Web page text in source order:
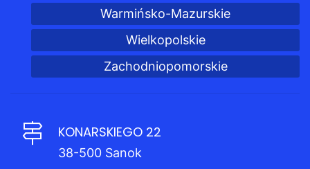
Warmińsko-Mazurskie
Wielkopolskie
Zachodniopomorskie
KONARSKIEGO 22
38-500 Sanok